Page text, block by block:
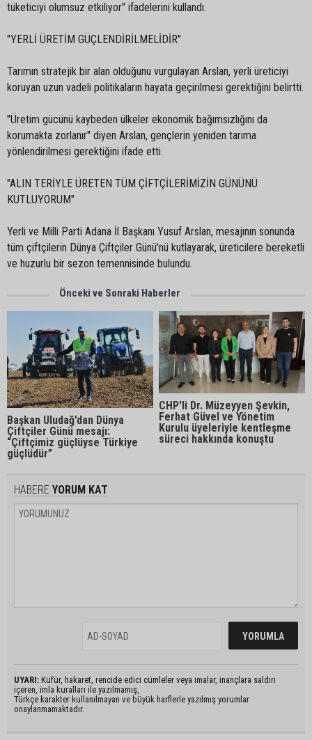
tüketiciyi olumsuz etkiliyor" ifadelerini kullandı.
"YERLİ ÜRETİM GÜÇLENDİRİLMELİDİR"
Tarımın stratejik bir alan olduğunu vurgulayan Arslan, yerli üreticiyi
koruyan uzun vadeli politikaların hayata geçirilmesi gerektiğini belirtti.
"Üretim gücünü kaybeden ülkeler ekonomik bağımsızlığını da
korumakta zorlanır" diyen Arslan, gençlerin yeniden tarıma
yönlendirilmesi gerektiğini ifade etti.
"ALIN TERİYLE ÜRETEN TÜM ÇİFTÇİLERİMİZİN GÜNÜNÜ
KUTLUYORUM"
Yerli ve Milli Parti Adana İl Başkanı Yusuf Arslan, mesajının sonunda
tüm çiftçilerin Dünya Çiftçiler Günü'nü kutlayarak, üreticilere bereketli
ve huzurlu bir sezon temennisinde bulundu.
Önceki ve Sonraki Haberler
Başkan Uludağ’dan Dünya
Çiftçiler Günü mesajı:
“Çiftçimiz güçlüyse Türkiye
güçlüdür”
CHP'li Dr. Müzeyyen Şevkin,
Ferhat Güvel ve Yönetim
Kurulu üyeleriyle kentleşme
süreci hakkında konuştu
HABERE YORUM KAT
UYARI: Küfür, hakaret, rencide edici cümleler veya imalar, inançlara saldırı
içeren, imla kuralları ile yazılmamış,
Türkçe karakter kullanılmayan ve büyük harflerle yazılmış yorumlar
onaylanmamaktadır.